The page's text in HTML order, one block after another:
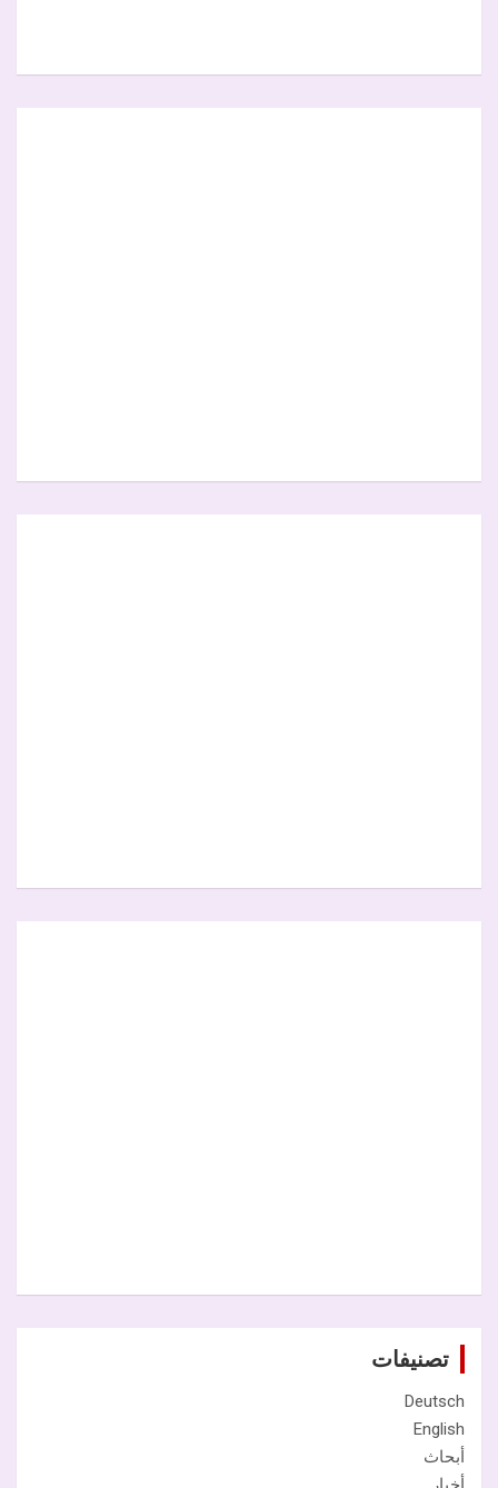
تصنيفات
Deutsch
English
أبحاث